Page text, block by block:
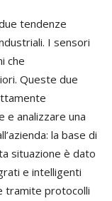
tendenze
I sensori
che
Queste due
e analizzare una
la base di
situazione è dato
e intelligenti
tramite protocolli